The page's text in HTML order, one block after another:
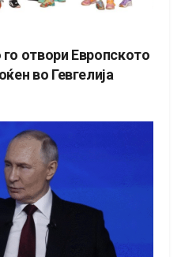
отвори Европското
во Гевгелија